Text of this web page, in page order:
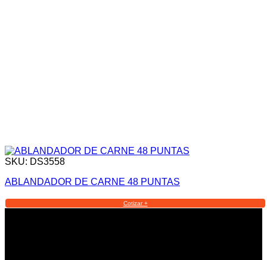
SKU: DS3558
ABLANDADOR DE CARNE 48 PUNTAS
Cotizar +